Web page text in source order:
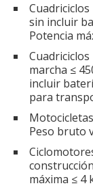
sin incluir
Potencia
marcha ≤
incluir
para
Peso bruto
máxima ≤ 4